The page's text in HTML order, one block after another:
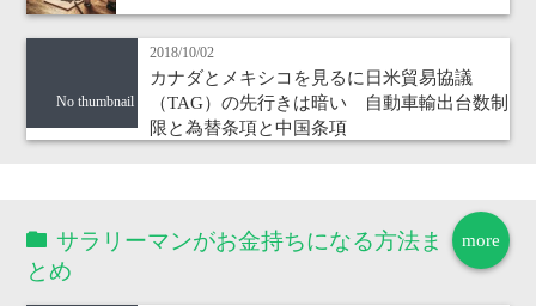
No thumbnail
2018/10/02
カナダとメキシコを見るに日米貿易協議
（TAG）の先行きは暗い 自動車輸出台数制
限と為替条項と中国条項
more
サラリーマンがお金持ちになる方法ま
とめ